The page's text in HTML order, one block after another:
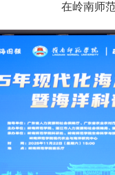
在岭南师范